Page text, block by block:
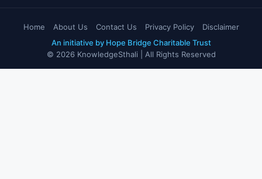
Home About Us Contact Us Privacy Policy
Disclaimer
An initiative by Hope Bridge Charitable Trust
© 2026 KnowledgeSthali | All Rights Reserved